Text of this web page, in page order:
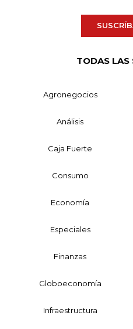
TODAS LAS
Agronegocios
Análisis
Caja Fuerte
Consumo
Economía
Especiales
Finanzas
Globoeconomía
Infraestructura